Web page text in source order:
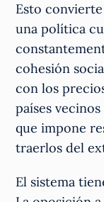
Esto
una política
cohesión
con los
países
que impone
traerlos del
El sistema